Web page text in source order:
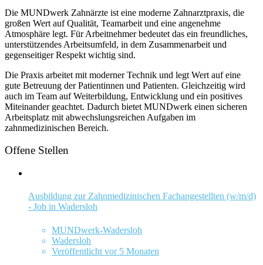
Die MUNDwerk Zahnärzte ist eine moderne Zahnarztpraxis, die
großen Wert auf Qualität, Teamarbeit und eine angenehme
Atmosphäre legt. Für Arbeitnehmer bedeutet das ein freundliches,
unterstützendes Arbeitsumfeld, in dem Zusammenarbeit und
gegenseitiger Respekt wichtig sind.
Die Praxis arbeitet mit moderner Technik und legt Wert auf eine
gute Betreuung der Patientinnen und Patienten. Gleichzeitig wird
auch im Team auf Weiterbildung, Entwicklung und ein positives
Miteinander geachtet. Dadurch bietet MUNDwerk einen sicheren
Arbeitsplatz mit abwechslungsreichen Aufgaben im
zahnmedizinischen Bereich.
Offene Stellen
Ausbildung zur Zahnmedizinischen Fachangestellten (w/m/d)
- Job in Wadersloh
MUNDwerk-Wadersloh
Wadersloh
Veröffentlicht vor 5 Monaten